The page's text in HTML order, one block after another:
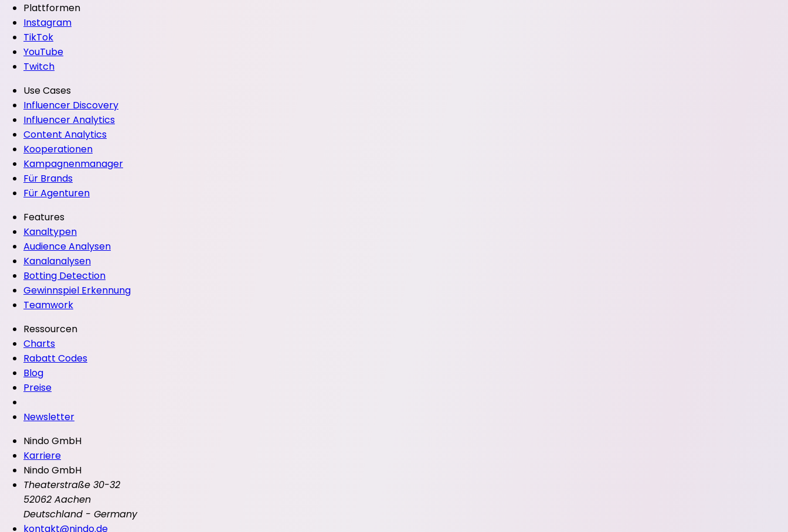
Plattformen
Instagram
TikTok
YouTube
Twitch
Use Cases
Influencer Discovery
Influencer Analytics
Content Analytics
Kooperationen
Kampagnenmanager
Für Brands
Für Agenturen
Features
Kanaltypen
Audience Analysen
Kanalanalysen
Botting Detection
Gewinnspiel Erkennung
Teamwork
Ressourcen
Charts
Rabatt Codes
Blog
Preise
Newsletter
Nindo GmbH
Karriere
Nindo GmbH
Theaterstraße 30-32
52062 Aachen
Deutschland - Germany
kontakt@nindo.de